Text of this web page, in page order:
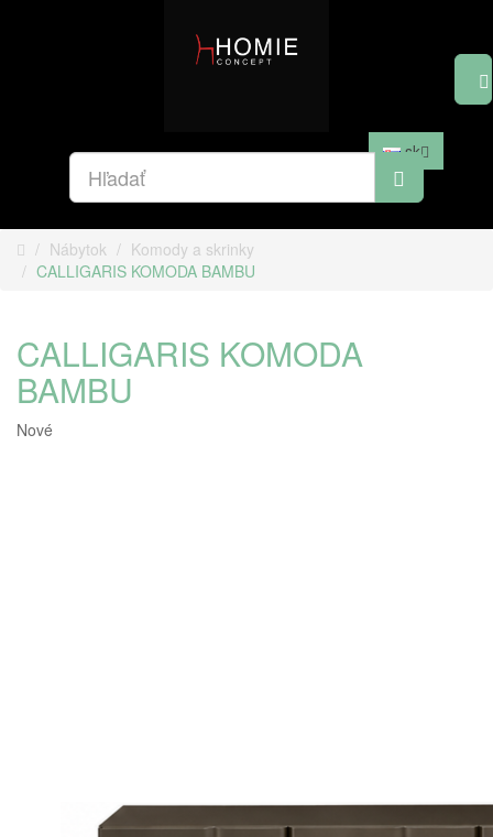
sk
Nábytok
Komody a skrinky
CALLIGARIS KOMODA BAMBU
CALLIGARIS KOMODA
BAMBU
Nové